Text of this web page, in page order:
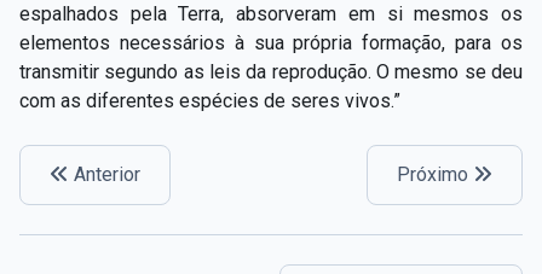
espalhados pela Terra, absorveram em si mesmos os
elementos necessários à sua própria formação, para os
transmitir segundo as leis da reprodução. O mesmo se deu
com as diferentes espécies de seres vivos.”
Anterior Próximo